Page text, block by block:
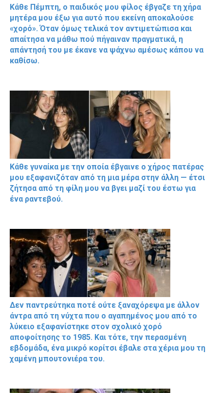
Κάθε Πέμπτη, ο παιδικός μου φίλος έβγαζε τη χήρα
μητέρα μου έξω για αυτό που εκείνη αποκαλούσε
«χορό». Όταν όμως τελικά τον αντιμετώπισα και
απαίτησα να μάθω πού πήγαιναν πραγματικά, η
απάντησή του με έκανε να ψάχνω αμέσως κάπου να
καθίσω.
Κάθε γυναίκα με την οποία έβγαινε ο χήρος πατέρας
μου εξαφανιζόταν από τη μια μέρα στην άλλη — έτσι
ζήτησα από τη φίλη μου να βγει μαζί του έστω για
ένα ραντεβού.
Δεν παντρεύτηκα ποτέ ούτε ξαναχόρεψα με άλλον
άντρα από τη νύχτα που ο αγαπημένος μου από το
λύκειο εξαφανίστηκε στον σχολικό χορό
αποφοίτησης το 1985. Και τότε, την περασμένη
εβδομάδα, ένα μικρό κορίτσι έβαλε στα χέρια μου τη
χαμένη μπουτονιέρα του.